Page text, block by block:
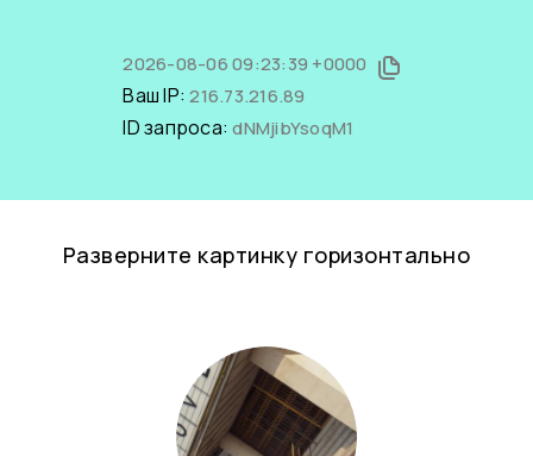
2026-08-06 09:23:39 +0000
Ваш IP:216.73.216.89
ID запроса:dNMjibYsoqM1
Разверните картинку горизонтально